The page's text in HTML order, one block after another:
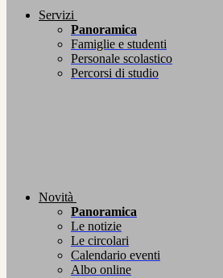
Servizi
Panoramica
Famiglie e studenti
Personale scolastico
Percorsi di studio
Novità
Panoramica
Le notizie
Le circolari
Calendario eventi
Albo online